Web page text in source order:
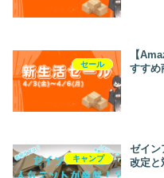
セール
【
すすめ
キャンプ
ゼイン
改定と